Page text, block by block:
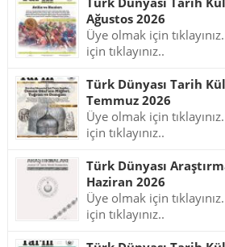
Ağustos 2026
Üye olmak için
için tıklayınız..
Türk Dünyası Tarih
Temmuz 2026
Üye olmak için
için tıklayınız..
Türk Dünyası
Haziran 2026
Üye olmak için
için tıklayınız..